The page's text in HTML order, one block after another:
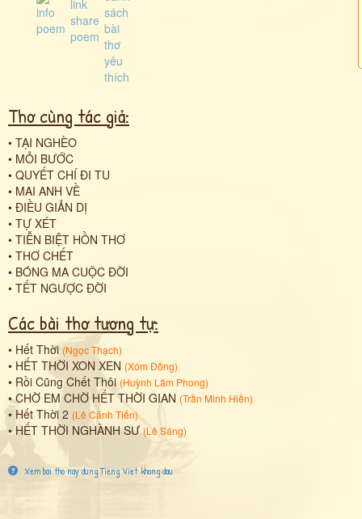
Thơ cùng tác giả:
• TẠI NGHÈO
• MỎI BƯỚC
• QUYẾT CHÍ ĐI TU
• MAI ANH VỀ
• ĐIỀU GIẢN DỊ
• TỰ XÉT
• TIỄN BIỆT HỒN THƠ
• THƠ CHẾT
• BÓNG MA CUỘC ĐỜI
• TẾT NGƯỢC ĐỜI
Các bài thơ tương tự:
• Hết Thời (Ngọc Thạch)
• HẾT THỜI XON XEN (Xóm Đồng)
• Rồi Cũng Chết Thôi (Huỳnh Lâm Phong)
•CHỜ EM CHỜ HẾT THỜI GIAN (Trần Minh Hiền)
• Hết Thời 2 (Lê Cảnh Tiến)
•HẾT THỜI NGHÀNH SƯ (Lê Sáng)
Xem bai tho nay dung Tieng Viet khong dau